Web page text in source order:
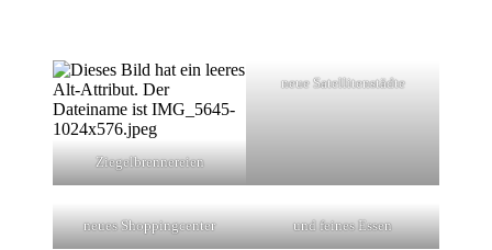
Ziegelbrennereien
neue Satellitenstädte
neues Shoppingcenter und feines Essen